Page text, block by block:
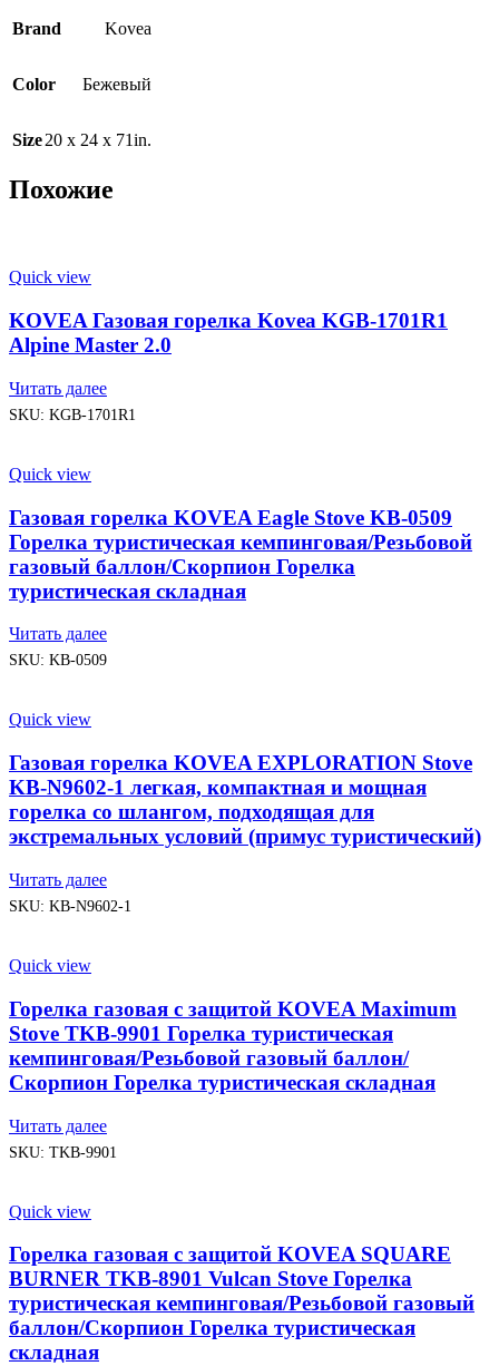
Brand Kovea
Color Бежевый
Size20 x 24 x 71in.
Похожие
Quick view
KOVEA Газовая горелка Kovea KGB-1701R1
Alpine Master 2.0
Читать далее
SKU: KGB-1701R1
Quick view
Газовая горелка KOVEA Eagle Stove KB-0509
Горелка туристическая кемпинговая/Резьбовой
газовый баллон/Скорпион Горелка
туристическая складная
Читать далее
SKU: KB-0509
Quick view
Газовая горелка KOVEA EXPLORATION Stove
KB-N9602-1 легкая, компактная и мощная
горелка со шлангом, подходящая для
экстремальных условий (примус туристический)
Читать далее
SKU: KB-N9602-1
Quick view
Горелка газовая с защитой KOVEA Maximum
Stove TKB-9901 Горелка туристическая
кемпинговая/Резьбовой газовый баллон/
Скорпион Горелка туристическая складная
Читать далее
SKU: TKB-9901
Quick view
Горелка газовая с защитой KOVEA SQUARE
BURNER TKB-8901 Vulcan Stove Горелка
туристическая кемпинговая/Резьбовой газовый
баллон/Скорпион Горелка туристическая
складная